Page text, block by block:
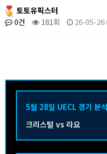
토토유픽스터
0건
181회 26-05-26
5월 28일 UECL 경기 분석
크리스털 vs 라요